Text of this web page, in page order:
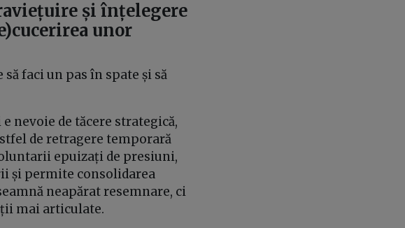
și înțelegere
unor
faci un pas în spate și să
nevoie de tăcere strategică,
de retragere temporară
epuizați de presiuni,
și permite consolidarea
neapărat resemnare, ci
mai articulate.